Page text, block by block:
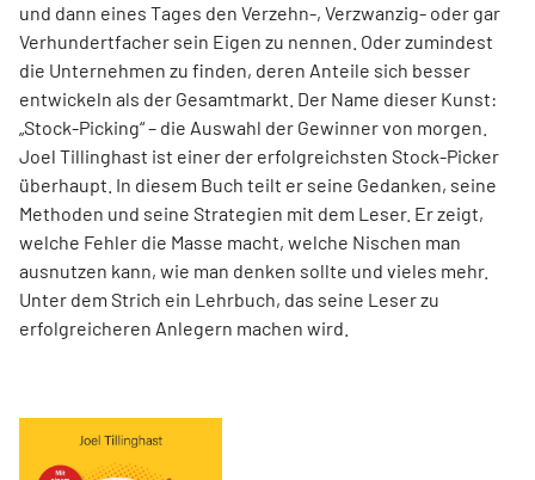
und dann eines Tages den Verzehn-, Verzwanzig- oder gar
Verhundertfacher sein Eigen zu nennen. Oder zumindest
die Unternehmen zu finden, deren Anteile sich besser
entwickeln als der Gesamtmarkt. Der Name dieser Kunst:
„Stock-Picking“ – die Auswahl der Gewinner von morgen.
Joel Tillinghast ist einer der erfolgreichsten Stock-Picker
überhaupt. In diesem Buch teilt er seine Gedanken, seine
Methoden und seine Strategien mit dem Leser. Er zeigt,
welche Fehler die Masse macht, welche Nischen man
ausnutzen kann, wie man denken sollte und vieles mehr.
Unter dem Strich ein Lehrbuch, das seine Leser zu
erfolgreicheren Anlegern machen wird.